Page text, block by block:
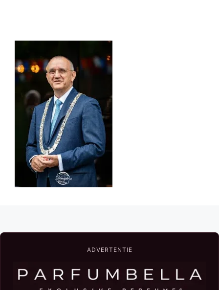
ADVERTENTIE